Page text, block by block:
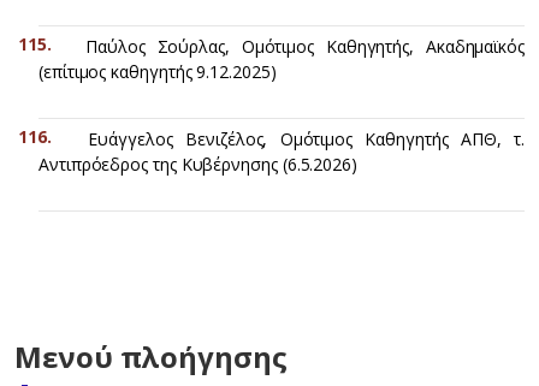
Παύλος Σούρλας, Ομότιμος Καθηγητής, Ακαδημαϊκός
(επίτιμος καθηγητής 9.12.2025)
Ευάγγελος Βενιζέλος, Ομότιμος Καθηγητής ΑΠΘ, τ.
Αντιπρόεδρος της Κυβέρνησης (6.5.2026)
Μενού πλοήγησης